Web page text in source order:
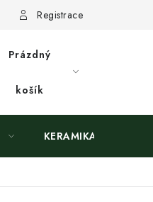
Registrace
Prázdný
košík
KERAMIKA